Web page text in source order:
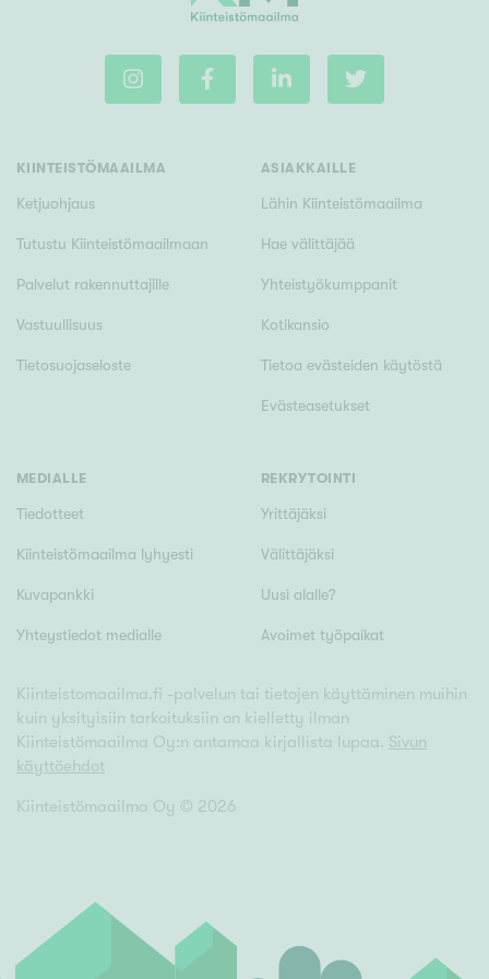
Rakennusvuosi
Uudiskohteet
Vain uudiskohteet Ei uudiskohteita
Arvokohteet
Vain arvokohteet Ei arvokohteita
Ominaisuudet
Hissi
Maalämpö
Oma ranta
Oma sauna
Parveke
KIINTEISTÖMAAILMA
Ketjuohjaus
Tutustu Kiinteistömaailmaan
Palvelut rakennuttajille
Vastuullisuus
Tietosuojaseloste
ASIAKKAILLE
Lähin Kiinteistömaailma
Hae välittäjää
Yhteistyökumppanit
Kotikansio
Tietoa evästeiden käytöstä
Evästeasetukset
MEDIALLE
Tiedotteet
Kiinteistömaailma lyhyesti
Kuvapankki
Yhteystiedot medialle
REKRYTOINTI
Yrittäjäksi
Välittäjäksi
Uusi alalle?
Avoimet työpaikat
Kiinteistomaailma.fi -palvelun tai tietojen käyttäminen muihin
kuin yksityisiin tarkoituksiin on kielletty ilman
Kiinteistömaailma Oy:n antamaa kirjallista lupaa. Sivun
käyttöehdot
Kiinteistömaailma Oy © 2026